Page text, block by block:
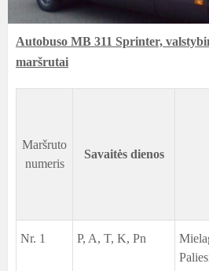
Autobuso MB 311 Sprinter,
maršrutai
Maršruto
numeris
Savaitės dienos
Nr. 1 P, A, T, K, Pn